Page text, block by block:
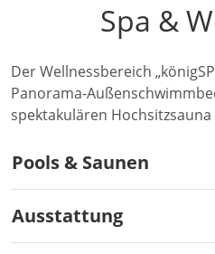
Spa &
Der Wellnessbereich
Panorama-
spektakulären Hochsitzsauna
Pools & Saunen
Ausstattung